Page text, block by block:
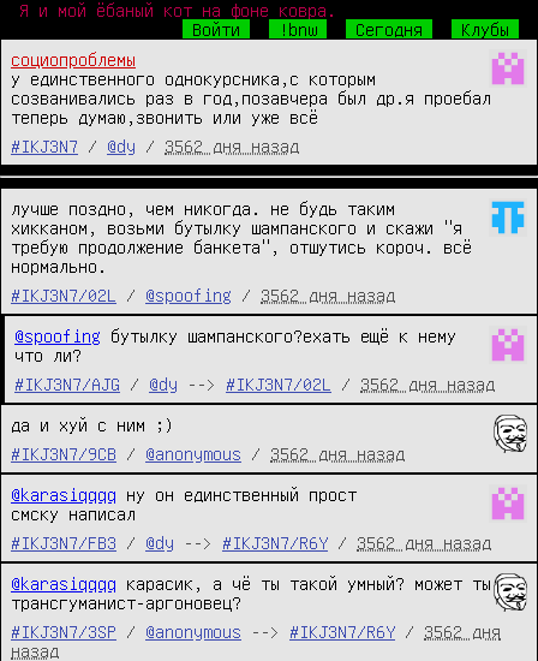
Я и мой ёбаный кот на фоне ковра.
Войти
!bnw Сегодня
Клубы
социопроблемы
у единственного однокурсника,с которым
созванивались раз в год,позавчера был др.я проебал
теперь думаю,звонить или уже всё
#IKJ3N7
/ @dy / 3562 дня назад
лучше поздно, чем никогда. не будь таким
хикканом, возьми бутылку шампанского и скажи "я
требую продолжение банкета", отшутись короч. всё
нормально.
#IKJ3N7/02L
/ @spoofing / 3562 дня назад
@spoofing бутылку шампанского?ехать ещё к нему
что ли?
#IKJ3N7/AJG
/ @dy --> #IKJ3N7/02L / 3562 дня назад
да и хуй с ним ;)
#IKJ3N7/9CB
/ @anonymous / 3562 дня назад
@karasiqqqq ну он единственный прост
смску написал
#IKJ3N7/FB3
/ @dy --> #IKJ3N7/R6Y / 3562 дня назад
@karasiqqqq карасик, а чё ты такой умный? может ты
трансгуманист-аргоновец?
#IKJ3N7/3SP
/ @anonymous --> #IKJ3N7/R6Y / 3562 дня
назад